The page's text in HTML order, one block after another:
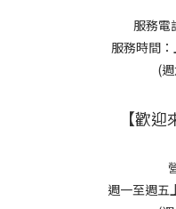
服務電
服務時間
(
【歡
週一至週五